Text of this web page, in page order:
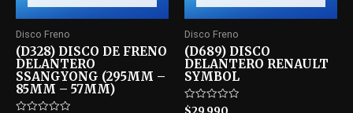
Disco Freno
(D328) DISCO DE FRENO
DELANTERO
SSANGYONG (295MM –
85MM – 57MM)
Disco Freno
(D689) DISCO
DELANTERO RENAULT
SYMBOL
Rated